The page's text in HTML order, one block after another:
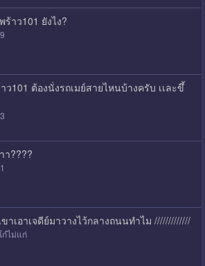
าว101 ยังไง?
101 ต้องนั่งรถเมย์สายไหนบ้างครับ เเละขึ้
า????
ขาเอาเจดีย์มาวางไว้กลางถนนทำไม /////////////
ก๋ไม่แก่